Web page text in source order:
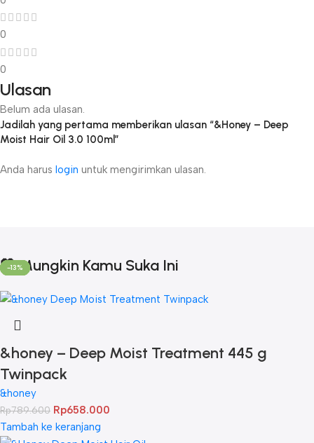
0
0
Ulasan
Belum ada ulasan.
Jadilah yang pertama memberikan ulasan “&Honey – Deep
Moist Hair Oil 3.0 100ml”
Anda harus login untuk mengirimkan ulasan.
💖 Mungkin Kamu Suka Ini
-17%
&honey – Deep Moist Treatment 445 g
Twinpack
&honey
Rp789.600 Rp658.000
Tambah ke keranjang
-17%
-17%
-13%
-13%